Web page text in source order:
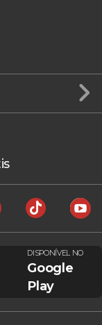
DISPONÍVEL NO
Google
Play